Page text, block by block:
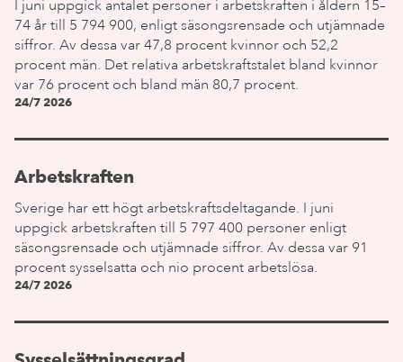
I juni uppgick antalet personer i arbetskraften i åldern 15–
74 år till 5 794 900, enligt säsongsrensade och utjämnade
siffror. Av dessa var 47,8 procent kvinnor och 52,2
procent män. Det relativa arbetskraftstalet bland kvinnor
var 76 procent och bland män 80,7 procent.
24/7 2026
Arbetskraften
Sverige har ett högt arbetskraftsdeltagande. I juni
uppgick arbetskraften till 5 797 400 personer enligt
säsongsrensade och utjämnade siffror. Av dessa var 91
procent sysselsatta och nio procent arbetslösa.
24/7 2026